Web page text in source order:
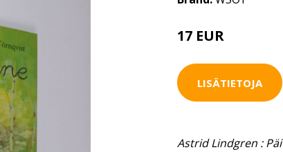
17 EUR
LISÄTIETOJA
Astrid Lindgren :